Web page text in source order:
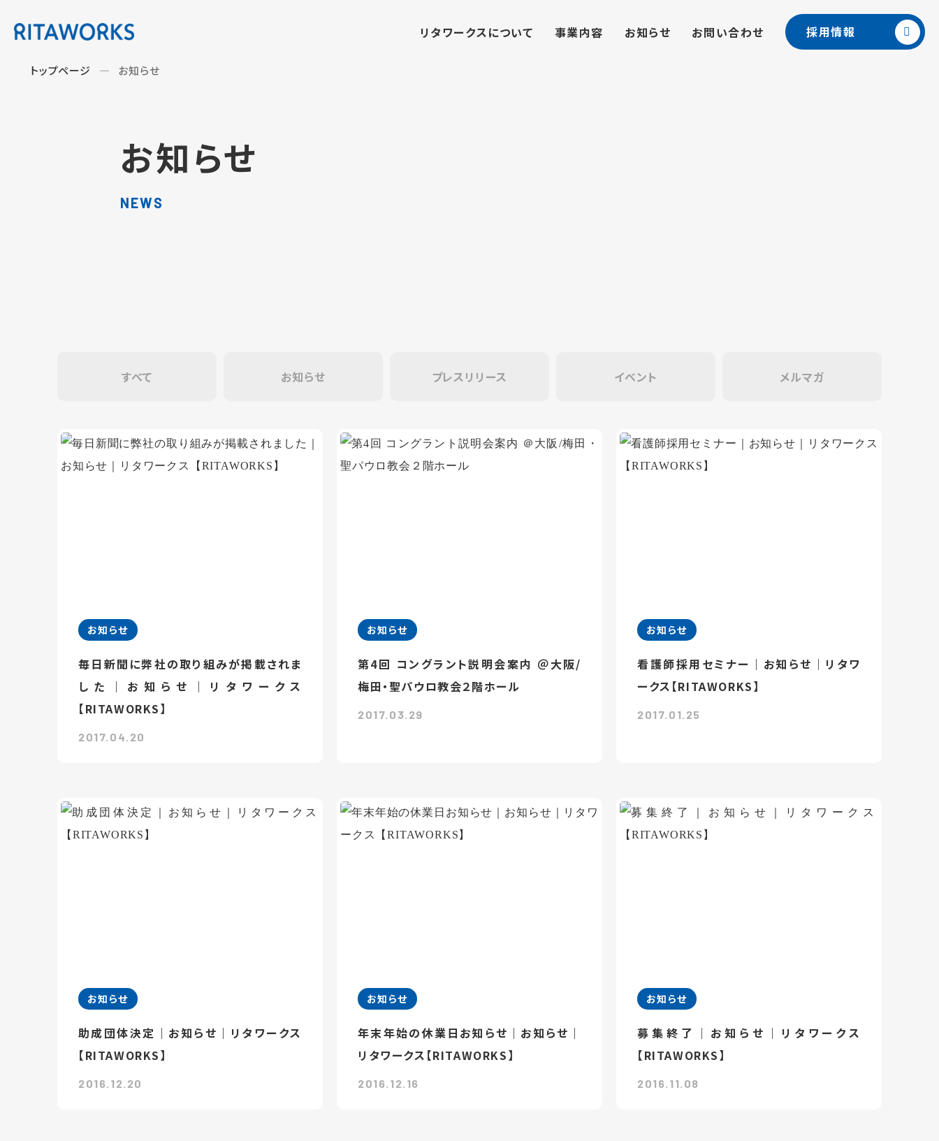
リタワークスについて 事業内容 お知らせ お問い合わせ 採用情報
トップページ お知らせ
お知らせ
NEWS
すべて お知らせ プレスリリース イベント メルマガ
お知らせ
毎日新聞に弊社の取り組みが掲載されま
した｜お知らせ｜リタワークス
【RITAWORKS】
2017.04.20
お知らせ
第4回 コングラント説明会案内 ＠大阪/
梅田・聖パウロ教会２階ホール
2017.03.29
お知らせ
看護師採用セミナー｜お知らせ｜リタワ
ークス【RITAWORKS】
2017.01.25
お知らせ
助成団体決定｜お知らせ｜リタワークス
【RITAWORKS】
2016.12.20
お知らせ
年末年始の休業日お知らせ｜お知らせ｜
リタワークス【RITAWORKS】
2016.12.16
お知らせ
募集終了｜お知らせ｜リタワークス
【RITAWORKS】
2016.11.08